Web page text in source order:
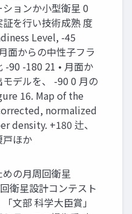
ョンか小型衛星 0
を行い技術成熟 度
Level, -45
面からの中性子フラ
-90 -180 21 • 月面か
デルを、 -90 0 月の
16. Map of the
normalized
density. +180 辻、
戸ほか
の月周回衛星
衛星設計コンテスト
文部 科学大臣賞」